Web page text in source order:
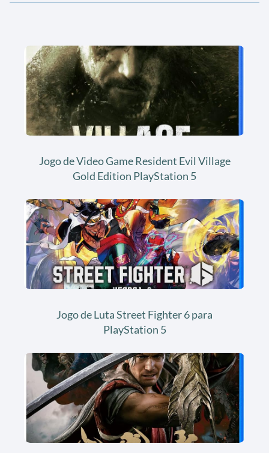
Jogo de Video Game Resident Evil Village
Gold Edition PlayStation 5
Jogo de Luta Street Fighter 6 para
PlayStation 5